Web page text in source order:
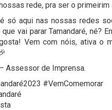
rede, pra ser o primeirim
só aqui nas nossas redes
vai parar Tamandaré, né?
Vem com nóis, ativa o
Assessor de Imprensa.
#VemComemorar